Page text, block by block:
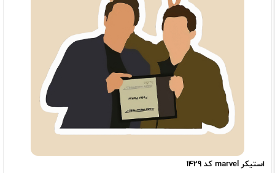
استیکر marvel کد 1429